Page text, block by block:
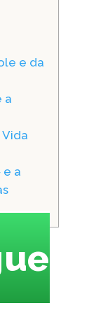
e da
a
e a